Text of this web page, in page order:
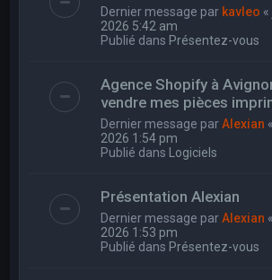
Dernier message par kavleo «
2026 5:42 am
Publié dans Présentez-vous
Agence Shopify à
vendre mes pièces
Dernier message parAlexian «
2026 1:54 pm
Publié dans Logiciels
Présentation Alexian
Dernier message parAlexian «
2026 1:53 pm
Publié dans Présentez-vous